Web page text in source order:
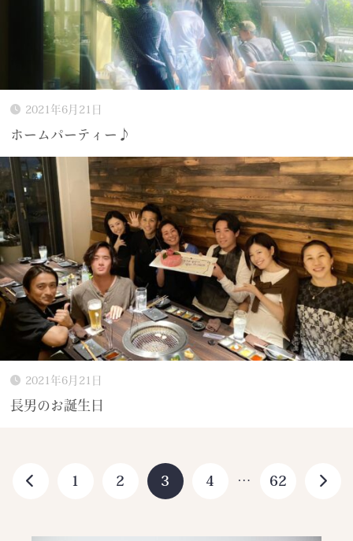
2021年6月21日
ホームパーティー♪
2021年6月21日
長男のお誕生日
1 2 3 4 … 62